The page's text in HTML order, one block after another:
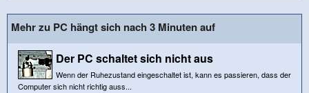
Mehr zu PC hängt sich nach 3 Minuten auf
Der PC schaltet sich nicht aus
Wenn der Ruhezustand eingeschaltet ist, kann es passieren, dass der
Computer sich nicht richtig auss...